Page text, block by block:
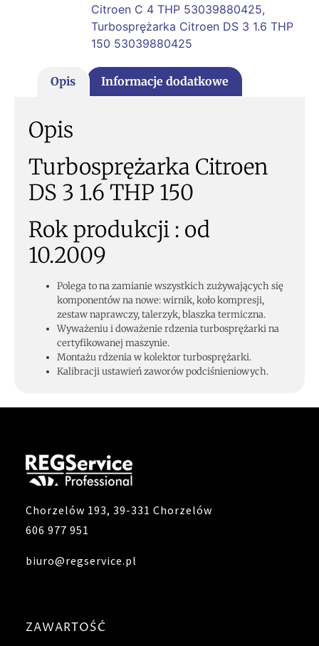
Citroen C 4 THP 53039880425,
Turbosprężarka Citroen DS 3 1.6 THP
150 53039880425
Opis Informacje dodatkowe
Opis
Turbosprężarka Citroen
DS 3 1.6 THP 150
Rok produkcji : od
10.2009
Polega to na zamianie wszystkich zużywających się
komponentów na nowe: wirnik, koło kompresji,
zestaw naprawczy, talerzyk, blaszka termiczna.
Wyważeniu i doważenie rdzenia turbosprężarki na
certyfikowanej maszynie.
Montażu rdzenia w kolektor turbosprężarki.
Kalibracji ustawień zaworów podciśnieniowych.
Chorzelów 193, 39-331 Chorzelów
606 977 951
biuro@regservice.pl
ZAWARTOŚĆ